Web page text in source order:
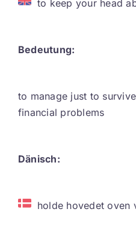
to keep your head
Bedeutung:
to manage just to
financial problems
Dänisch:
holde hovedet oven